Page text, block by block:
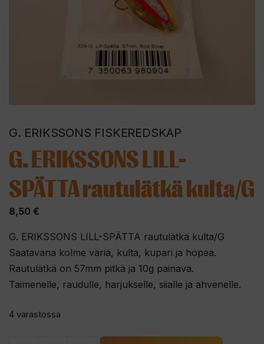
G. ERIKSSONS FISKEREDSKAP
G. ERIKSSONS LILL-
SPÄTTA rautulätkä kulta/G
8,50 €
G. ERIKSSONS LILL-SPÄTTA rautulätkä kulta/G
Saatavana kolme väriä, kulta, kupari ja hopea.
Rautulätkä on 57mm pitkä ja 10g painava.
Taimenelle, raudulle, harjukselle, siialle ja ahvenelle.
4 varastossa